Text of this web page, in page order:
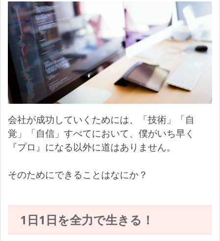
会社が成功していくためには、「技術」「自
覚」「自信」すべてにおいて、僕がいち早く
『プロ』になる以外に道はありません。
そのためにできることはなにか？
1日1日を全力で生きる！